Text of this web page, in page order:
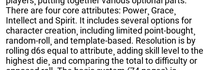
There are four core attributes: Power¸ Grace¸
Intellect and Spirit. It includes several options for
character creation¸ including limited point-bought¸
random-roll¸ and template-based. Resolution is by
rolling d6s equal to attribute¸ adding skill level to the
highest die¸ and comparing the total to difficulty or